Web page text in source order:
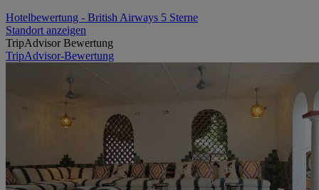
Hotelbewertung - British Airways 5 Sterne
Standort anzeigen
TripAdvisor Bewertung
TripAdvisor-Bewertung